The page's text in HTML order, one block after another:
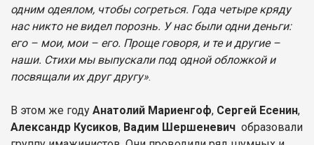
одним одеялом, чтобы согреться. Года четыре кряду
нас никто не видел порознь. У нас были одни деньги:
его – мои, мои – его. Проще говоря, и те и другие –
наши. Стихи мы выпускали под одной обложкой и
посвящали их друг другу».
В этом же году Анатолий Мариенгоф, Сергей Есенин,
Александр Кусиков, Вадим Шершеневич образовали